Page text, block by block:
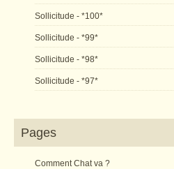
Sollicitude - *100*
Sollicitude - *99*
Sollicitude - *98*
Sollicitude - *97*
Pages
Comment Chat va ?